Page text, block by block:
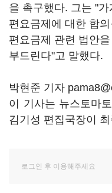
을 촉구했다. 그는 "
편요금제에 대한 합
편요금제 관련 법안
부드린다"고 말했다.
박현준 기자
이 기사는 뉴스토마
김기성 편집국장이